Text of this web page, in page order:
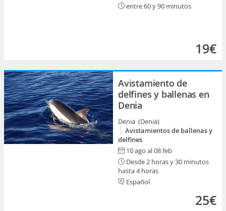
entre 60 y 90 minutos
19€
Avistamiento de
delfines y ballenas en
Denia
Denia (Denia)
Avistamientos de ballenas y
delfines
10 ago al 08 feb
Desde 2 horas y 30 minutos
hasta 4 horas
Español
25€